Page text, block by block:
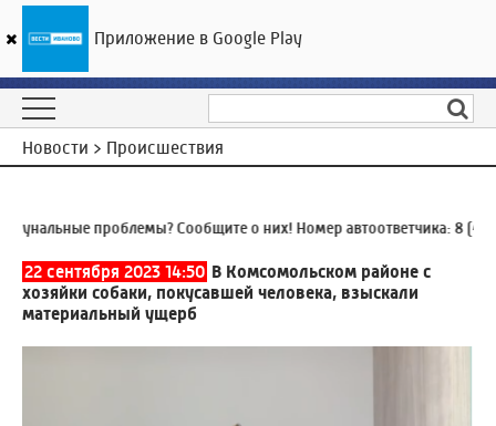
ГТРК «Ивтелерадио»
Новости > Происшествия
проблемы? Сообщите о них! Номер автоответчика:8 (4932)
22 сентября 2023 14:50 В Комсомольском районе с
хозяйки собаки, покусавшей человека, взыскали
материальный ущерб
Приложение в Google Play